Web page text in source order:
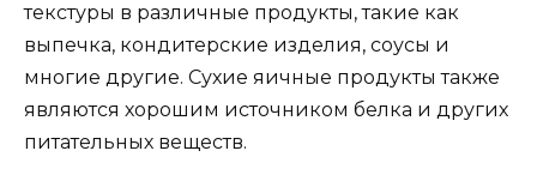
текстуры в различные продукты, такие как
выпечка, кондитерские изделия, соусы и
многие другие. Сухие яичные продукты также
являются хорошим источником белка и других
питательных веществ.